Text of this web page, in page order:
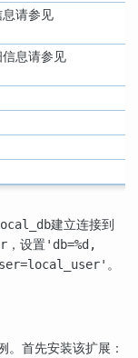
请参见
息请参见
建立连接到
，设置'db=%d,
。
。首先安装该扩展：